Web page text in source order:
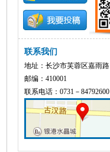
联系我们
地址：长沙市芙蓉区嘉雨路
邮编：410001
联系电话：0731－84792600